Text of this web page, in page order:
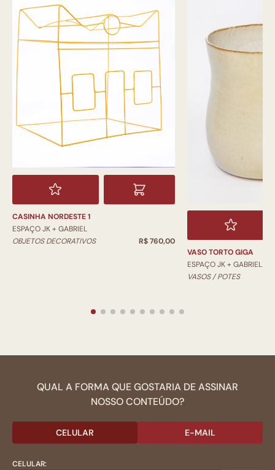
CASINHA NORDESTE 1
ESPAÇO JK + GABRIEL
OBJETOS DECORATIVOS
R$ 760,00
VASO TORTO GIGA
ESPAÇO JK + GABRIEL
VASOS / POTES
QUAL A FORMA QUE GOSTARIA DE ASSINAR
NOSSO CONTEÚDO?
CELULAR E-MAIL
CELULAR: